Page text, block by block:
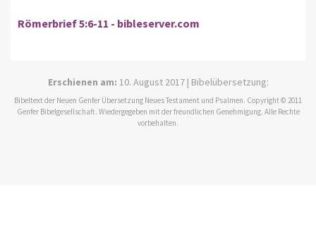
Römerbrief 5:6-11 - bibleserver.com
Erschienen am: 10. August 2017 | Bibelübersetzung:
Bibeltext der Neuen Genfer Übersetzung Neues Testament und Psalmen. Copyright © 2011
Genfer Bibelgesellschaft. Wiedergegeben mit der freundlichen Genehmigung. Alle Rechte
vorbehalten.